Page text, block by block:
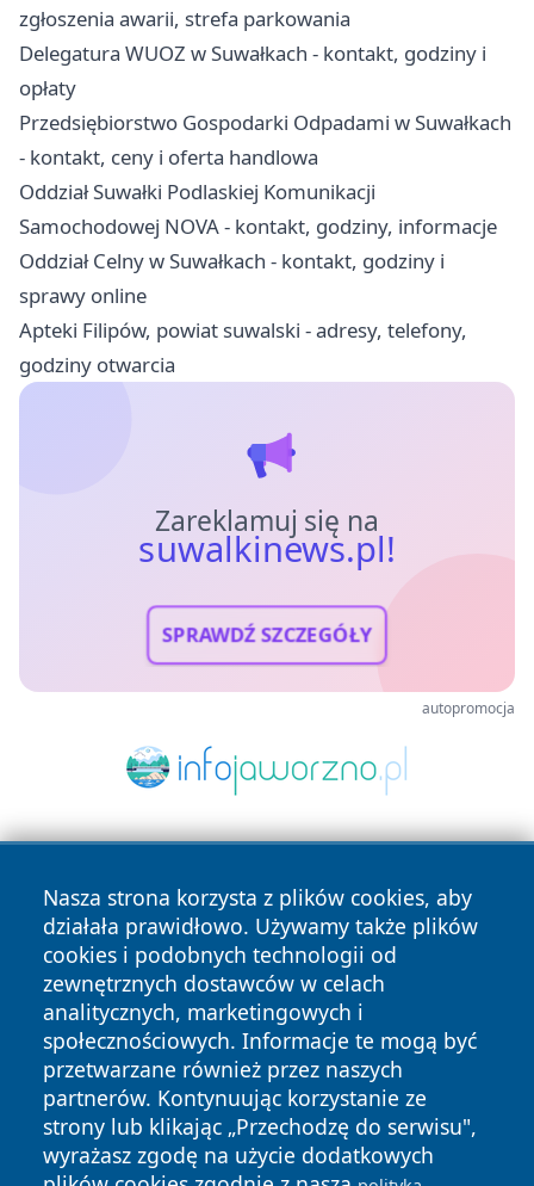
zgłoszenia awarii, strefa parkowania
Delegatura WUOZ w Suwałkach - kontakt, godziny i
opłaty
Przedsiębiorstwo Gospodarki Odpadami w Suwałkach
- kontakt, ceny i oferta handlowa
Oddział Suwałki Podlaskiej Komunikacji
Samochodowej NOVA - kontakt, godziny, informacje
Oddział Celny w Suwałkach - kontakt, godziny i
sprawy online
Apteki Filipów, powiat suwalski - adresy, telefony,
godziny otwarcia
Zareklamuj się na
suwalkinews.pl!
SPRAWDŹ SZCZEGÓŁY
autopromocja
Nasza strona korzysta z plików cookies, aby
działała prawidłowo. Używamy także plików
cookies i podobnych technologii od
zewnętrznych dostawców w celach
analitycznych, marketingowych i
społecznościowych. Informacje te mogą być
przetwarzane również przez naszych
partnerów. Kontynuując korzystanie ze
strony lub klikając „Przechodzę do serwisu",
wyrażasz zgodę na użycie dodatkowych
Copyright © 2026 suwalkinews.pl Wszystkie prawa
zastrzeżone.
News Autorzy
Polityka
Prywatności
Polityka
Cookies